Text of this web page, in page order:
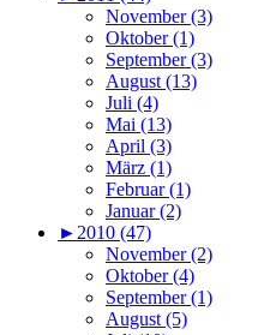
November (3)
Oktober (1)
September (3)
August (13)
Juli (4)
Mai (13)
April (3)
März (1)
Februar (1)
Januar (2)
► 2010 (47)
November (2)
Oktober (4)
September (1)
August (5)